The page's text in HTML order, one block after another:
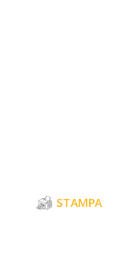
STAMPA